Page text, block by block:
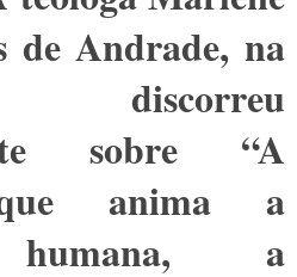
de Andrade, na
discorreu
sobre “A
anima a
humana, a